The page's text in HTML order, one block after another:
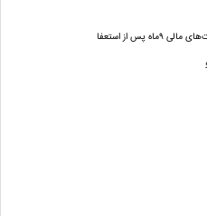
از استعفا